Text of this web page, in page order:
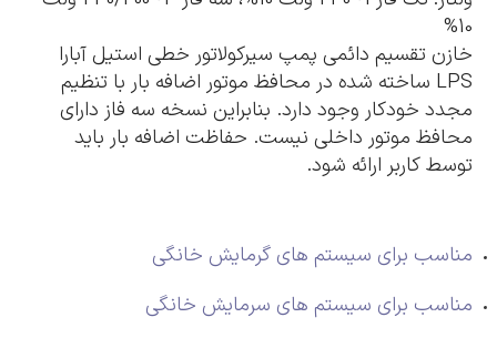
10%
خازن تقسیم دائمی پمپ سیرکولاتور خطی استیل آبارا
LPS ساخته شده در محافظ موتور اضافه بار با تنظیم
مجدد خودکار وجود دارد. بنابراین نسخه سه فاز دارای
محافظ موتور داخلی نیست. حفاظت اضافه بار باید
توسط کاربر ارائه شود.
مناسب برای سیستم های گرمایش خانگی
مناسب برای سیستم های سرمایش خانگی